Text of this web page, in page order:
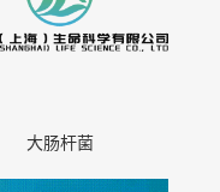
大肠杆菌